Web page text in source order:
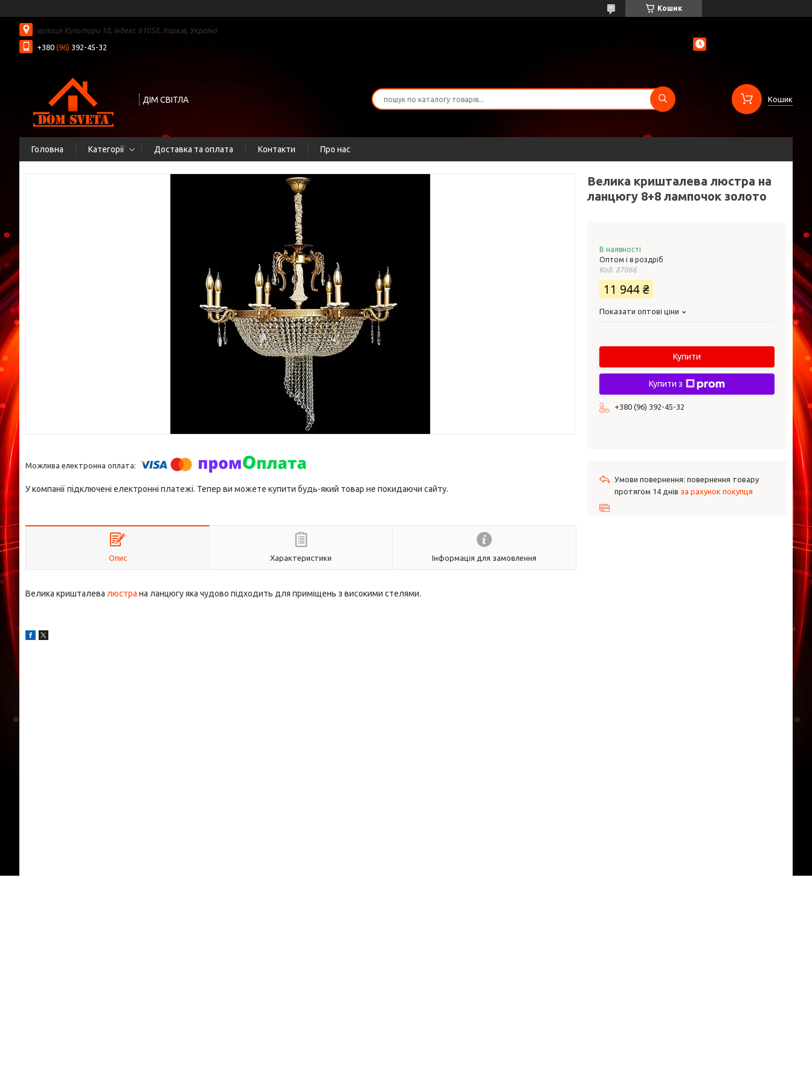
Кошик
вулиця Культури 10, індекс 61058, Харків, Україна
+380 (96) 392-45-32
ДІМ СВІТЛА Кошик
Головна Категорії Доставка та оплата Контакти Про нас
У компанії підключені електронні платежі. Тепер ви можете купити будь-який товар не покидаючи сайту.
Опис Характеристики Інформація для замовлення
Велика кришталева люстра на ланцюгу яка чудово підходить для приміщень з високими стелями.
Велика кришталева люстра на
ланцюгу 8+8 лампочок золото
В наявності
Оптом і в роздріб
Код: 87066
11 944 ₴
Показати оптові ціни
Купити
Купити з
+380 (96) 392-45-32
повернення товару
протягом 14 днів за рахунок покупця